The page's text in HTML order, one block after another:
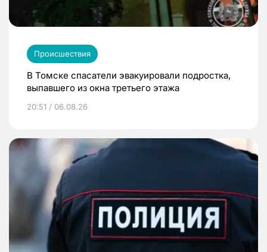
Происшествия
В Томске спасатели эвакуировали подростка,
выпавшего из окна третьего этажа
20:51 / 06.08.26